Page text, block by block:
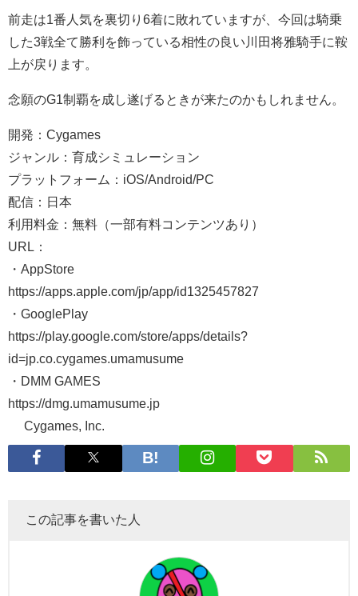
前走は1番人気を裏切り6着に敗れていますが、今回は騎乗
した3戦全て勝利を飾っている相性の良い川田将雅騎手に鞍
上が戻ります。
念願のG1制覇を成し遂げるときが来たのかもしれません。
開発：Cygames
ジャンル：育成シミュレーション
プラットフォーム：iOS/Android/PC
配信：日本
利用料金：無料（一部有料コンテンツあり）
URL：
・AppStore
https://apps.apple.com/jp/app/id1325457827
・GooglePlay
https://play.google.com/store/apps/details?
id=jp.co.cygames.umamusume
・DMM GAMES
https://dmg.umamusume.jp
© Cygames, Inc.
この記事を書いた人